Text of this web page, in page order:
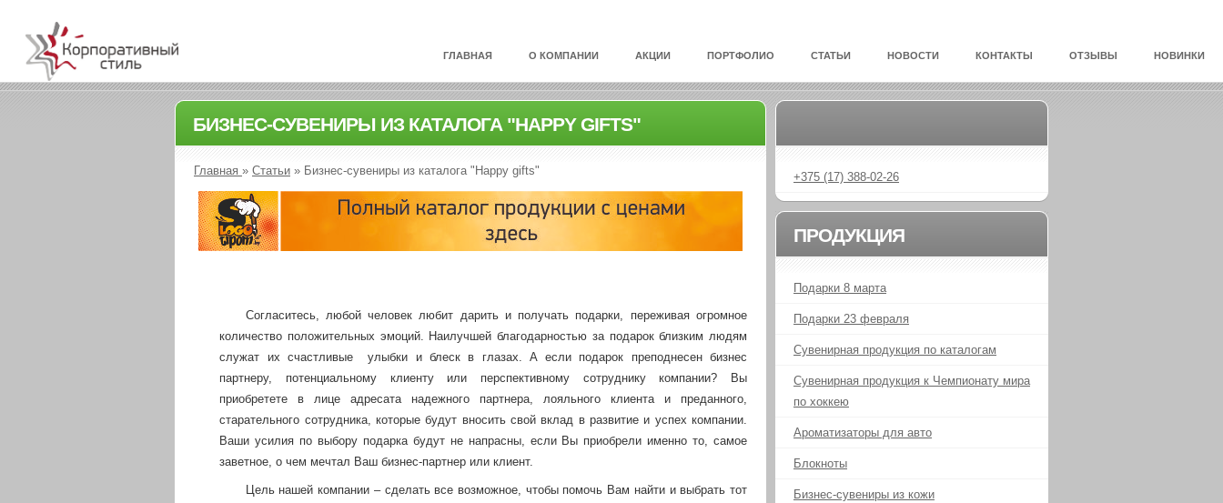
ГЛАВНАЯ О КОМПАНИИ АКЦИИ ПОРТФОЛИО СТАТЬИ НОВОСТИ КОНТАКТЫ ОТЗЫВЫ НОВИНКИ
БИЗНЕС-СУВЕНИРЫ ИЗ КАТАЛОГА "HAPPY GIFTS"
Главная » Статьи » Бизнес-сувениры из каталога "Happy gifts"
Согласитесь, любой человек любит дарить и получать подарки, переживая огромное
количество положительных эмоций. Наилучшей благодарностью за подарок близким людям
служат их счастливые
улыбки и блеск в глазах. А если подарок преподнесен бизнес
партнеру, потенциальному клиенту или перспективному сотруднику компании? Вы
приобретете в лице адресата надежного партнера, лояльного клиента и преданного,
старательного сотрудника, которые будут вносить свой вклад в развитие и успех компании.
Ваши усилия по выбору подарка будут не напрасны, если Вы приобрели именно то, самое
заветное, о чем мечтал Ваш бизнес-партнер или клиент.
Цель нашей компании – сделать все возможное, чтобы помочь Вам найти и выбрать тот
+375 (17) 388-02-26
ПРОДУКЦИЯ
Подарки 8 марта
Подарки 23 февраля
Сувенирная продукция по каталогам
Сувенирная продукция к Чемпионату мира
по хоккею
Ароматизаторы для авто
Блокноты
Бизнес-сувениры из кожи